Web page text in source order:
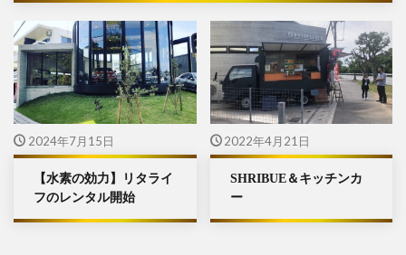
2024年7月15日
【水素の効力】リタライ
フのレンタル開始
2022年4月21日
SHRIBUE＆キッチンカ
ー